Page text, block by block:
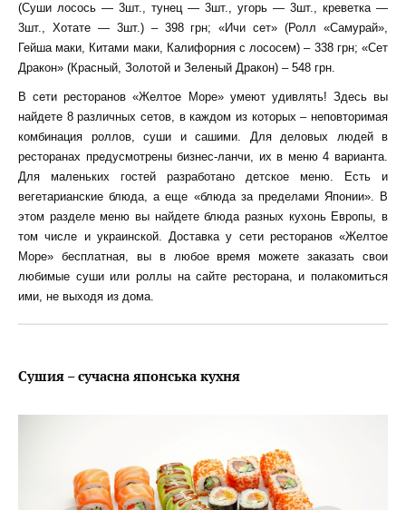
(Суши лосось — 3шт., тунец — 3шт., угорь — 3шт., креветка —
3шт., Хотате — 3шт.) – 398 грн; «Ичи сет» (Ролл «Самурай»,
Гейша маки, Китами маки, Калифорния с лососем) – 338 грн; «Сет
Дракон» (Красный, Золотой и Зеленый Дракон) – 548 грн.
В сети ресторанов «Желтое Море» умеют удивлять! Здесь вы
найдете 8 различных сетов, в каждом из которых – неповторимая
комбинация роллов, суши и сашими. Для деловых людей в
ресторанах предусмотрены бизнес-ланчи, их в меню 4 варианта.
Для маленьких гостей разработано детское меню. Есть и
вегетарианские блюда, а еще «блюда за пределами Японии». В
этом разделе меню вы найдете блюда разных кухонь Европы, в
том числе и украинской. Доставка у сети ресторанов «Желтое
Море» бесплатная, вы в любое время можете заказать свои
любимые суши или роллы на сайте ресторана, и полакомиться
ими, не выходя из дома.
Сушия – сучасна японська кухня